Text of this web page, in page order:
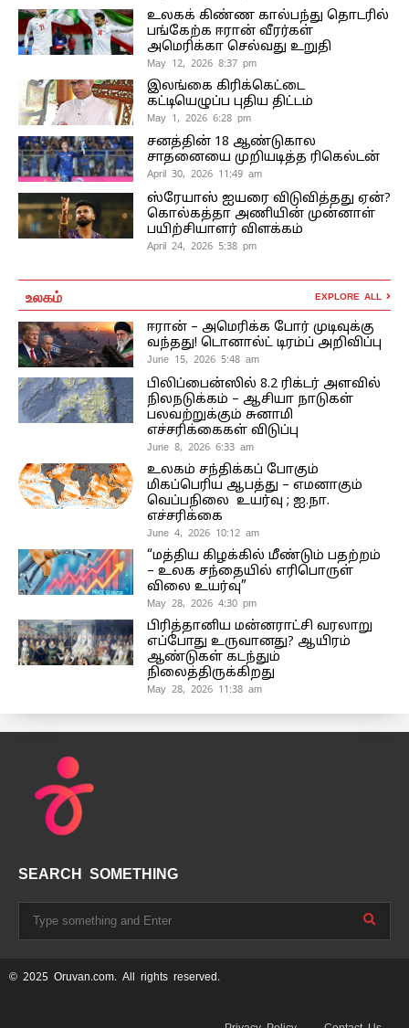
உலகக் கிண்ண கால்பந்து தொடரில்
பங்கேற்க ஈரான் வீரர்கள்
அமெரிக்கா செல்வது உறுதி
May 12, 2026 8:37 pm
இலங்கை கிரிக்கெட்டை
கட்டியெழுப்ப புதிய திட்டம்
May 1, 2026 6:28 pm
சனத்தின் 18 ஆண்டுகால
சாதனையை முறியடித்த ரிகெல்டன்
April 30, 2026 11:49 am
ஸ்ரேயாஸ் ஐயரை விடுவித்தது ஏன்?
கொல்கத்தா அணியின் முன்னாள்
பயிற்சியாளர் விளக்கம்
April 24, 2026 5:38 pm
உலகம் EXPLORE ALL
ஈரான் – அமெரிக்க போர் முடிவுக்கு
வந்தது! டொனால்ட் டிரம்ப் அறிவிப்பு
June 15, 2026 5:48 am
பிலிப்பைன்ஸில் 8.2 ரிக்டர் அளவில்
நிலநடுக்கம் – ஆசியா நாடுகள்
பலவற்றுக்கும் சுனாமி
எச்சரிக்கைகள் விடுப்பு
June 8, 2026 6:33 am
உலகம் சந்திக்கப் போகும்
மிகப்பெரிய ஆபத்து – எமனாகும்
வெப்பநிலை உயர்வு ; ஐ.நா.
எச்சரிக்கை
June 4, 2026 10:12 am
“மத்திய கிழக்கில் மீண்டும் பதற்றம்
– உலக சந்தையில் எரிபொருள்
விலை உயர்வு”
May 28, 2026 4:30 pm
பிரித்தானிய மன்னராட்சி வரலாறு
எப்போது உருவானது? ஆயிரம்
ஆண்டுகள் கடந்தும்
நிலைத்திருக்கிறது
May 28, 2026 11:38 am
SEARCH SOMETHING
© 2025 Oruvan.com. All rights reserved.